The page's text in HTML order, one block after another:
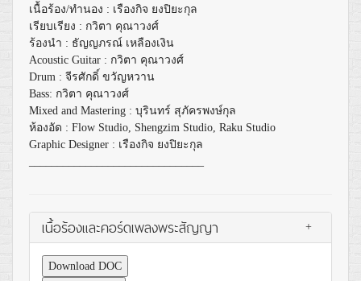
เนื้อร้อง/ทำนอง : เรืองกิจ ยงปิยะกุล
เรียบเรียง : กวิตา คุณาวงศ์
ร้องนำ : ธัญญภรณ์ เหลืองเงิน
Acoustic Guitar : กวิตา คุณาวงศ์
Drum : จีรศักดิ์ ขวัญหวาน
Bass: กวิตา คุณาวงศ์
Mixed and Mastering : บุรินทร์​ สุภัครพงษ์กุล
ห้องอัด : Flow Studio, Shengzim Studio, Raku Studio
Graphic Designer : เรืองกิจ ยงปิยะกุล
เนื้อร้องและคอร์ดเพลงพระสัญญา +
Download DOC